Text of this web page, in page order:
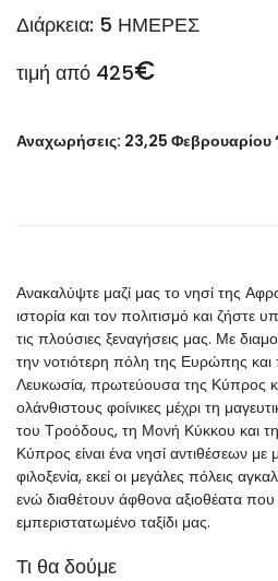
Διάρκεια: 5 ΗΜΕΡΕΣ
τιμή από 425€
Αναχωρήσεις: 23,25 Φεβρουαρίου
Ανακαλύψτε μαζί μας το νησί της
ιστορία και τον πολιτισμό και ζήστε
τις πλούσιες ξεναγήσεις μας. Με
την νοτιότερη πόλη της Ευρώπης και
Λευκωσία, πρωτεύουσα της Κύπρος
ολάνθιστους φοίνικες μέχρι τη
του Τροόδους, τη Μονή Κύκκου και
Κύπρος είναι ένα νησί αντιθέσεων
φιλοξενία, εκεί οι μεγάλες πόλεις
ενώ διαθέτουν άφθονα αξιοθέατα
εμπεριστατωμένο ταξίδι μας.
Τι θα δούμε